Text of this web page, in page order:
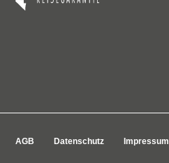
AGB Datenschutz Impressum